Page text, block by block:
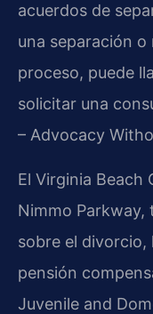
acuerdos de
una separación
proceso, puede
solicitar una
– Advocacy
El Virginia Beach
Nimmo Parkway,
sobre el divorcio,
pensión
Juvenile and